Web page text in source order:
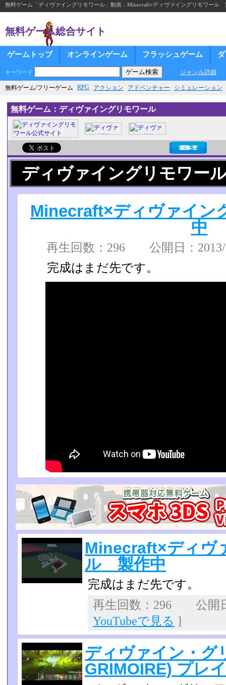
無料ゲーム「ディヴァイングリモワール」動画：Minecraft×ディヴァイングリモワール
無料ゲーム総合サイト
ゲームトップ オンラインゲーム フラッシュゲーム
キーワード ジャンル詳細
無料ゲーム/フリーゲーム RPG アクション アドベンチャー シミュレーション
無料ゲーム：ディヴァイングリモワール
ディヴァイングリモワー
Minecraft×ディヴァイ
中
再生回数：296 公開日：
完成はまだ先です。
Minecraft×ディヴ
ル 製作中
完成はまだ先です。
再生回数：296 公開
YouTubeで見る ]
ディヴァイン・グ
GRIMOIRE) プレ